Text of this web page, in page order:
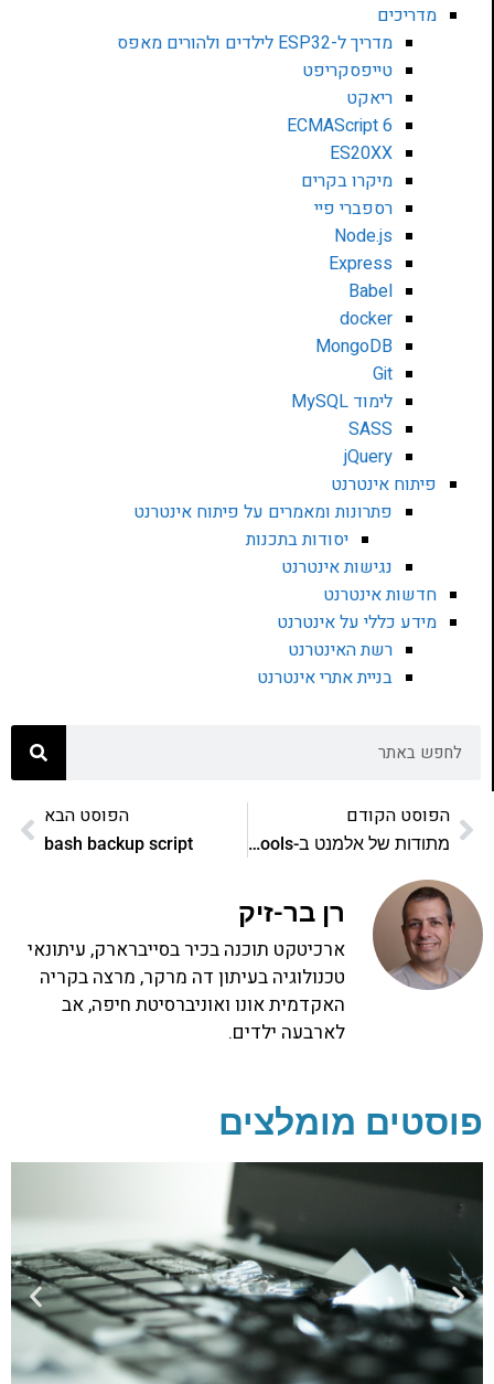
מדריכים
מדריך ל-ESP32 לילדים ולהורים מאפס
טייפסקריפט
ריאקט
ECMAScript 6
ES20XX
מיקרו בקרים
רספברי פיי
Node.js
Express
Babel
docker
MongoDB
Git
לימוד MySQL
SASS
jQuery
פיתוח אינטרנט
פתרונות ומאמרים על פיתוח אינטרנט
יסודות בתכנות
נגישות אינטרנט
חדשות אינטרנט
מידע כללי על אינטרנט
רשת האינטרנט
בניית אתרי אינטרנט
הפוסט הקודם
מתודות של אלמנט ב-MooTools: חלק שלישי
הפוסט הבא
bash backup script
רן בר-זיק
ארכיטקט תוכנה בכיר בסייברארק, עיתונאי
טכנולוגיה בעיתון דה מרקר, מרצה בקריה
האקדמית אונו ואוניברסיטת חיפה, אב
לארבעה ילדים.
פוסטים מומלצים